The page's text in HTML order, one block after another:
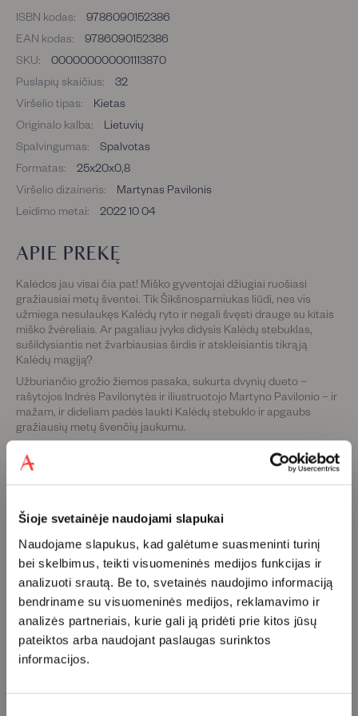
Šioje svetainėje naudojami slapukai
Naudojame slapukus, kad galėtume suasmeninti turinį
bei skelbimus, teikti visuomeninės medijos funkcijas ir
analizuoti srautą. Be to, svetainės naudojimo informaciją
bendriname su visuomeninės medijos, reklamavimo ir
analizės partneriais, kurie gali ją pridėti prie kitos jūsų
pateiktos arba naudojant paslaugas surinktos
informacijos.
APIE PREKĘ
Kalėdos jau visai čia pat! Miško gyventojai džiugiai ruošiasi
gražiausiai metų šventei. Tik Šikšnosparniukas liūdi, nes vis
užmiega nesulaukęs Kalėdų ryto ir negali švęsti drauge su kitais
miško žvėreliais. Ar pagaliau įvyks didysis Kalėdų stebuklas,
sušildysiantis net žvarbiausias širdis ir atskleisiantis tikrąją
Kalėdų magiją?
Užburiančio grožio žiemos pasaka, sukurta dvynių dueto –
rašytojos Indrės Pavilonytės ir iliustruotojo Martyno Pavilonio – ir
mažam, ir dideliam padės laukti Kalėdų stebuklo ir apgaubs
gražiausių metų švenčių jaukumu.
„Šikšnosparniuko Kalėdos“:
•
ugdo empatiją ir skatina atjautą;
•
tinka dovanoti ne tik per Kalėdas!
ISBN kodas:
9786090152386
EAN kodas:
9786090152386
SKU:
000000000001113870
Puslapių skaičius:
32
Viršelio tipas:
Kietas
Originalo kalba:
Lietuvių
Spalvingumas:
Spalvotas
Formatas:
25x20x0,8
Viršelio dizaineris:
Martynas Pavilonis
Leidimo metai:
2022 10 04
Klientų atsiliepimai